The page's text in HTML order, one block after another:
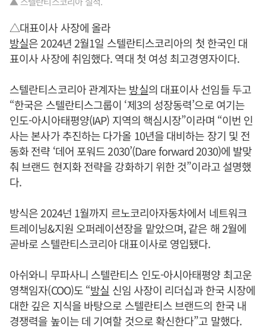
△대표이사 사장에 올라
방실은 2024년 2월1일 스텔란티스코리아의 첫 한국인 대
표이사 사장에 취임했다. 역대 첫 여성 최고경영자이다.
스텔란티스코리아 관계자는방실의 대표이사 선임들 두고
“한국은 스텔란티스그룹이 ‘제3의 성장동력’으로 여기는
인도-아시아태평양(IAP) 지역의 핵심시장”이라며 “이번 인
사는 본사가 추진하는 다가올 10년을 대비하는 장기 및 전
동화 전략 ‘데어 포워드 2030’(Dare forward 2030)에 발맞
춰 브랜드 현지화 전략을 강화하기 위한 것”이라고 설명했
다.
방식은 2024넌 1월까지 르노코리아자동차에서 네트워크
트레이닝&지원 오퍼레이션장을 맡았으며, 같은 해 2월에
곧바로 스텔란티스코리아 대표이사로 영입됐다.
아쉬와니 무파사니 스텔란티스 인도-아시아태평양 최고운
영책임자(COO)도 “방실 신임 사장이 리더십과 한국 시장에
대한 깊은 지식을 바탕으로 스텔란티스 브랜드의 한국 내
경쟁력을 높이는 데 기여할 것으로 확신한다”고 말했다.